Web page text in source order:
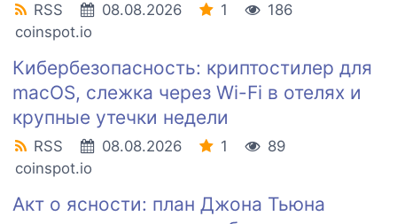
RSS 08.08.2026 1
186
coinspot.io
Кибербезопасность: криптостилер для
macOS, слежка через Wi-Fi в отелях и
крупные утечки недели
RSS 08.08.2026 1
89
coinspot.io
Акт о ясности: план Джона Тьюна